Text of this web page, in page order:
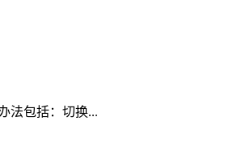
法包括：切换...